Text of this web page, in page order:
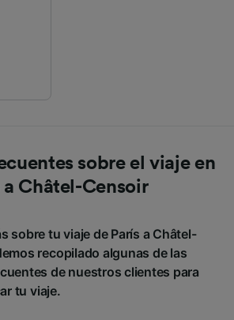
sobre el viaje en
Châtel-Censoir
sobre tu viaje de París a Châtel-
recopilado algunas de las
de nuestros clientes para
tu viaje.